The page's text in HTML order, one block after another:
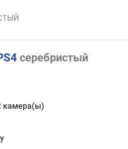
серебристый
камера(ы)